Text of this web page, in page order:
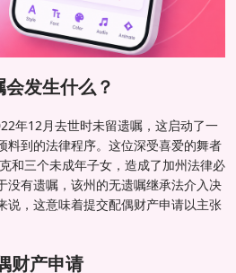
发生什么？
年12月去世时未留遗嘱，这启动了一
料到的法律程序。这位深受喜爱的舞者
和三个未成年子女，造成了加州法律必
没有遗嘱，该州的无遗嘱继承法介入决
说，这意味着提交配偶财产申请以主张
财产申请